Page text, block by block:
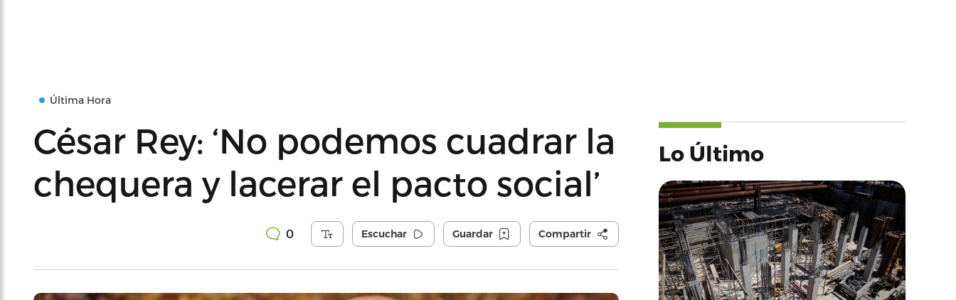
Última Hora
César Rey: ‘No podemos cuadrar la
chequera y lacerar el pacto social’
0 Escuchar Guardar Compartir
Lo Último